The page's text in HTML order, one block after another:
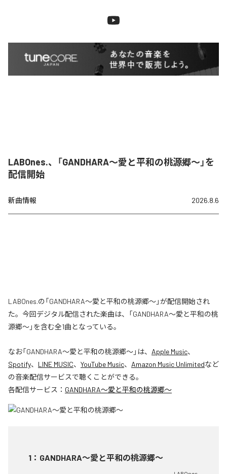
LABOnes.、「GANDHARA〜愛と平和の桃源郷〜」を
配信開始
新曲情報 2026.8.6
LABOnes.の「GANDHARA〜愛と平和の桃源郷〜」が配信開始され
た。今回デジタル配信された楽曲は、「GANDHARA〜愛と平和の桃
源郷〜」を含む全1曲となっている。
なお「GANDHARA〜愛と平和の桃源郷〜」は、 Apple Music、
Spotify、 LINE MUSIC、 YouTube Music、 Amazon Music Unlimitedなど
の音楽配信サービスで聴くことができる。
各配信サービス： GANDHARA〜愛と平和の桃源郷〜
1 ： GANDHARA〜愛と平和の桃源郷〜